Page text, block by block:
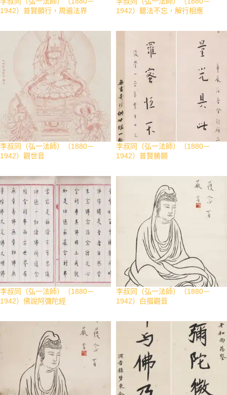
1942）普賢願行，周遍法界
1942）聽法不忘，解行相應
李叔同（弘一法師）（1880－
1942）觀世音
李叔同（弘一法師）（1880－
1942）普賢勝願
李叔同（弘一法師）（1880－
1942）佛說阿彌陀經
李叔同（弘一法師）（1880－
1942）白描觀音